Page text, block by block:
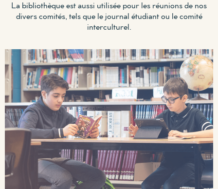
La bibliothèque est aussi utilisée pour les réunions de nos
divers comités, tels que le journal étudiant ou le comité
interculturel.